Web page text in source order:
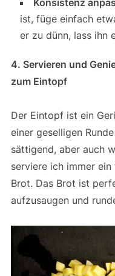
ist, füge einfach
er zu dünn, lass ihn
4. Servieren und
zum Eintopf
Der Eintopf ist ein
einer geselligen
sättigend, aber auch
serviere ich immer
Brot. Das Brot ist
aufzusaugen und